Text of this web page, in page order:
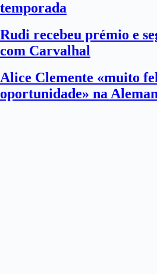
temporada
Rudi recebeu prémio e
com Carvalhal
Alice Clemente «muito
oportunidade» na